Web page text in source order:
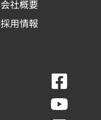
会社概要
採用情報
F
a
Y
o
L
i
L
i